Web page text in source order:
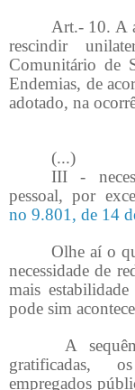
Art.- 10. A
rescindir
Comunitário de
Endemias, de
adotado, na
(...)
III -
pessoal, por
no 9.801, de 14
Olhe aí o
necessidade de
mais
pode sim
A
gratificadas,
empregados